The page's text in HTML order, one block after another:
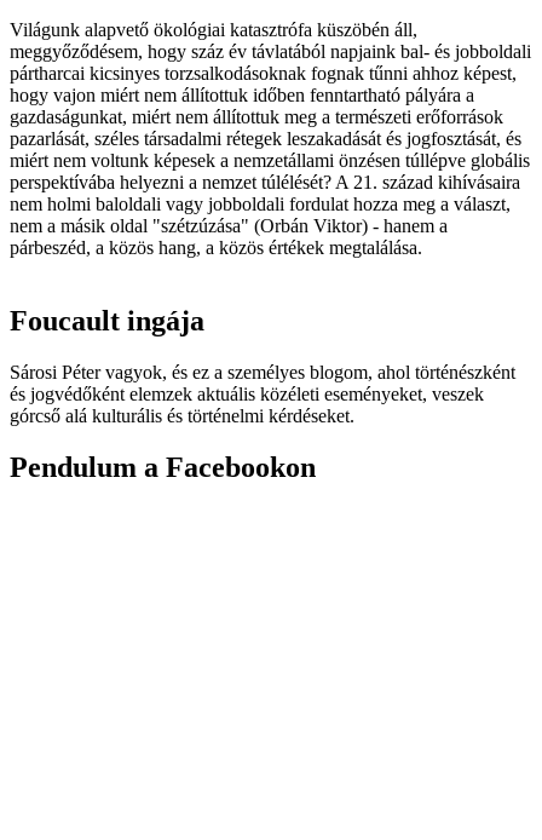
Világunk alapvető ökológiai katasztrófa küszöbén áll,
meggyőződésem, hogy száz év távlatából napjaink bal- és jobboldali
pártharcai kicsinyes torzsalkodásoknak fognak tűnni ahhoz képest,
hogy vajon miért nem állítottuk időben fenntartható pályára a
gazdaságunkat, miért nem állítottuk meg a természeti erőforrások
pazarlását, széles társadalmi rétegek leszakadását és jogfosztását, és
miért nem voltunk képesek a nemzetállami önzésen túllépve globális
perspektívába helyezni a nemzet túlélését? A 21. század kihívásaira
nem holmi baloldali vagy jobboldali fordulat hozza meg a választ,
nem a másik oldal "szétzúzása" (Orbán Viktor) - hanem a
párbeszéd, a közös hang, a közös értékek megtalálása.
Foucault ingája
Sárosi Péter vagyok, és ez a személyes blogom, ahol történészként
és jogvédőként elemzek aktuális közéleti eseményeket, veszek
górcső alá kulturális és történelmi kérdéseket.
Pendulum a Facebookon